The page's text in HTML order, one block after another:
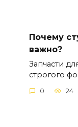
Почему
важно?
Запчасти
строгого
0 24